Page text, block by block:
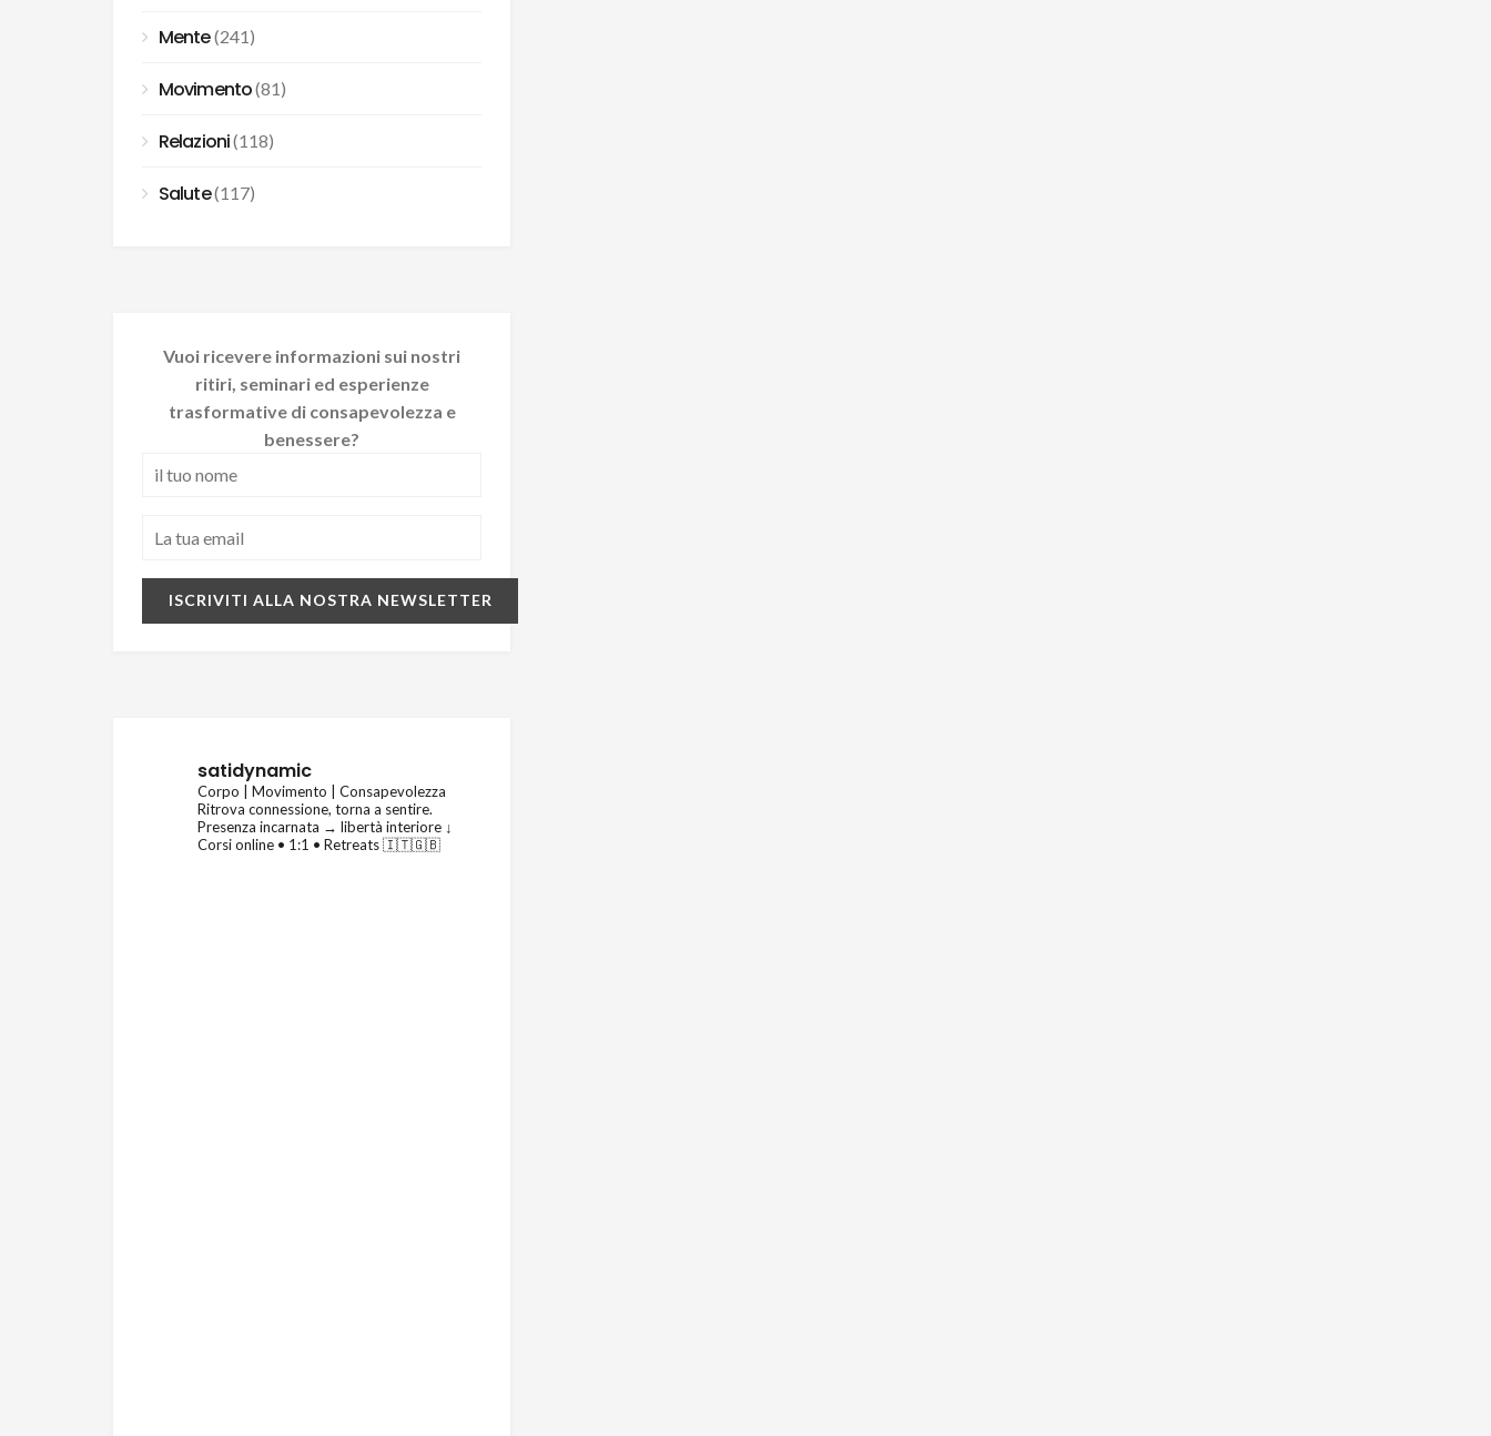
Mente(241)
Movimento(81)
Relazioni(118)
Salute(117)
Vuoi ricevere informazioni sui nostri
ritiri, seminari ed esperienze
trasformative di consapevolezza e
benessere?
satidynamic
Corpo | Movimento | Consapevolezza
Ritrova connessione, torna a sentire.
Presenza incarnata → libertà interiore↓
Corsi online • 1:1 • Retreats 🇮🇹🇬🇧